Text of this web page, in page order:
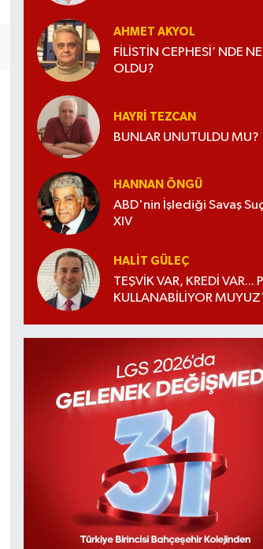
AHMET AKYOL
FİLİSTİN CEPHESİ’ NDE
OLDU?
HAYRI TEZCAN
BUNLAR UNUTULDU MU?
HANNAN ÖNGÜ
ABD'nin İşlediği Savaş
XIV
HALIT GÜLEÇ
TEŞVİK VAR, KREDİ VAR...
KULLANABİLİYOR